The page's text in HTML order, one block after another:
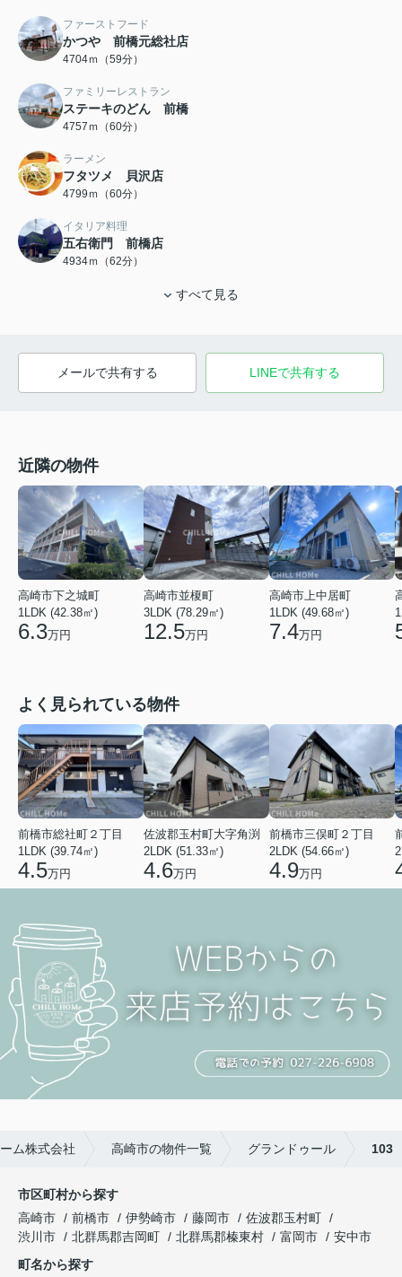
ファーストフード
かつや 前橋元総社店
4704ｍ（59分）
ファミリーレストラン
ステーキのどん 前橋
4757ｍ（60分）
ラーメン
フタツメ 貝沢店
4799ｍ（60分）
イタリア料理
五右衛門 前橋店
4934ｍ（62分）
すべて見る
メールで共有する LINEで共有する
近隣の物件
高崎市下之城町
1LDK (42.38㎡)
6.3万円
高崎市並榎町
3LDK (78.29㎡)
12.5万円
高崎市上中居町
1LDK (49.68㎡)
7.4万円
よく見られている物件
前橋市総社町２丁目
1LDK (39.74㎡)
4.5万円
佐波郡玉村町大字角渕
2LDK (51.33㎡)
4.6万円
前橋市三俣町２丁目
2LDK (54.66㎡)
4.9万円
ム株式会社 高崎市の物件一覧 グランドゥール 103
市区町村から探す
高崎市
前橋市 伊勢崎市 藤岡市
佐波郡玉村町
渋川市
北群馬郡吉岡町 北群馬郡榛東村 富岡市
安中市
町名から探す